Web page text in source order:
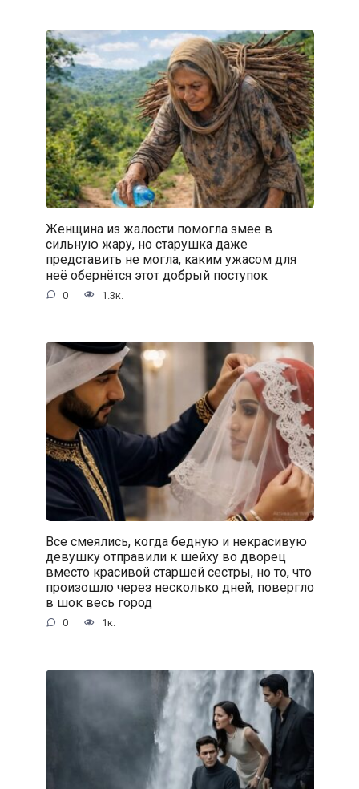
Женщина из жалости помогла змее в
сильную жару, но старушка даже
представить не могла, каким ужасом для
неё обернётся этот добрый поступок
0 1.3к.
Все смеялись, когда бедную и некрасивую
девушку отправили к шейху во дворец
вместо красивой старшей сестры, но то, что
произошло через несколько дней, повергло
в шок весь город
0 1к.